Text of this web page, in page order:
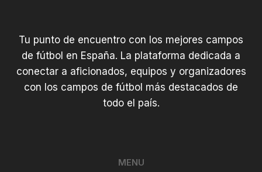
Tu punto de encuentro con los mejores campos
de fútbol en España. La plataforma dedicada a
conectar a aficionados, equipos y organizadores
con los campos de fútbol más destacados de
todo el país.
MENU